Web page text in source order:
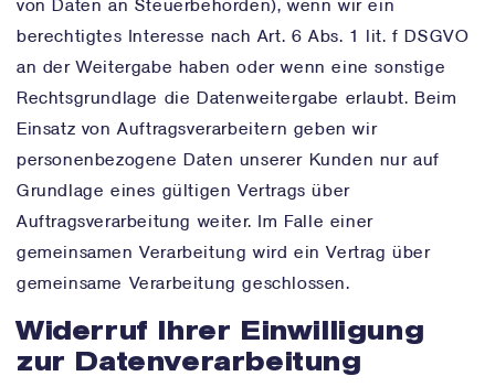
von Daten an Steuerbehörden), wenn wir ein
berechtigtes Interesse nach Art. 6 Abs. 1 lit. f DSGVO
an der Weitergabe haben oder wenn eine sonstige
Rechtsgrundlage die Datenweitergabe erlaubt. Beim
Einsatz von Auftragsverarbeitern geben wir
personenbezogene Daten unserer Kunden nur auf
Grundlage eines gültigen Vertrags über
Auftragsverarbeitung weiter. Im Falle einer
gemeinsamen Verarbeitung wird ein Vertrag über
gemeinsame Verarbeitung geschlossen.
Widerruf Ihrer Einwilligung
zur Datenverarbeitung